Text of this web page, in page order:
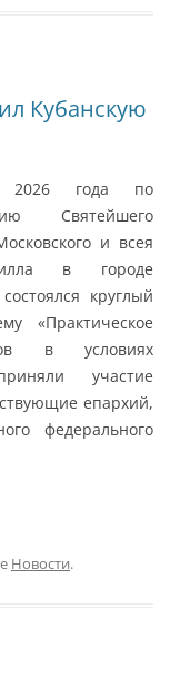
Кубанскую
года по
Святейшего
и всея
в городе
круглый
«Практическое
в условиях
участие
епархий,
федерального
Новости.